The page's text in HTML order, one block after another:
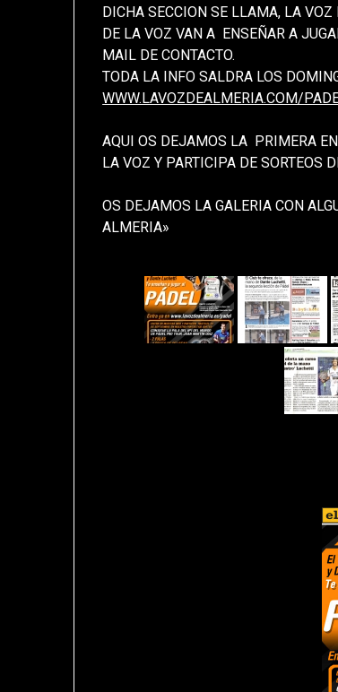
DICHA SECCION SE LLAMA, LA
DE LA VOZ VAN A ENSEÑAR A
MAIL DE CONTACTO.
TODA LA INFO SALDRA LOS
WWW.LAVOZDEALMERIA.COM/
AQUI OS DEJAMOS LA PRIMERA
LA VOZ Y PARTICIPA DE SORTEOS
OS DEJAMOS LA GALERIA CON
ALMERIA»